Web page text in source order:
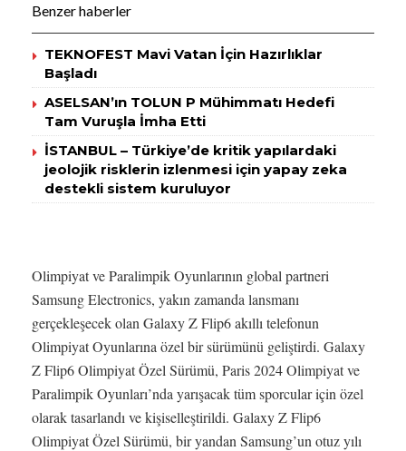
Benzer haberler
TEKNOFEST Mavi Vatan İçin Hazırlıklar
Başladı
ASELSAN’ın TOLUN P Mühimmatı Hedefi
Tam Vuruşla İmha Etti
İSTANBUL – Türkiye’de kritik yapılardaki
jeolojik risklerin izlenmesi için yapay zeka
destekli sistem kuruluyor
Olimpiyat ve Paralimpik Oyunlarının global partneri
Samsung Electronics, yakın zamanda lansmanı
gerçekleşecek olan Galaxy Z Flip6 akıllı telefonun
Olimpiyat Oyunlarına özel bir sürümünü geliştirdi. Galaxy
Z Flip6 Olimpiyat Özel Sürümü, Paris 2024 Olimpiyat ve
Paralimpik Oyunları’nda yarışacak tüm sporcular için özel
olarak tasarlandı ve kişiselleştirildi. Galaxy Z Flip6
Olimpiyat Özel Sürümü, bir yandan Samsung’un otuz yılı